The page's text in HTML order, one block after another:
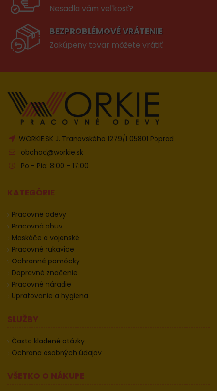
Nesadla vám veľkosť?
BEZPROBLÉMOVÉ VRÁTENIE
Zakúpeny tovar môžete vrátiť
WORKIE.SK J. Tranovského 1279/1 05801 Poprad
obchod@workie.sk
Po - Pia: 8:00 - 17:00
KATEGÓRIE
Pracovné odevy
Pracovná obuv
Maskáče a vojenské
Pracovné rukavice
Ochranné pomôcky
Dopravné značenie
Pracovné náradie
Upratovanie a hygiena
SLUŽBY
Často kladené otázky
Ochrana osobných údajov
VŠETKO O NÁKUPE